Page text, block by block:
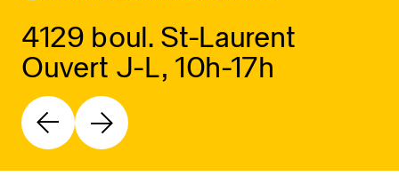
4129 boul. St-Laurent
Ouvert J-L, 10h-17h